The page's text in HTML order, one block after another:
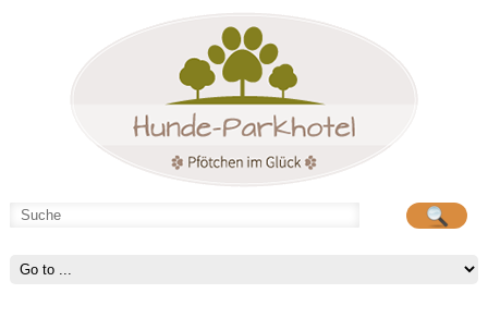
Hunde-Parkhotel